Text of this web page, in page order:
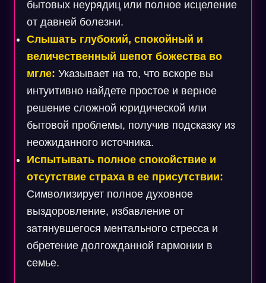
бытовых неурядиц или полное исцеление
от давней болезни.
Слышать глубокий, спокойный и
величественный шепот божества во
мгле: Указывает на то, что вскоре вы
интуитивно найдете простое и верное
решение сложной юридической или
бытовой проблемы, получив подсказку из
неожиданного источника.
Испытывать полное спокойствие и
отсутствие страха в ее присутствии:
Символизирует полное духовное
выздоровление, избавление от
затянувшегося ментального стресса и
обретение долгожданной гармонии в
семье.